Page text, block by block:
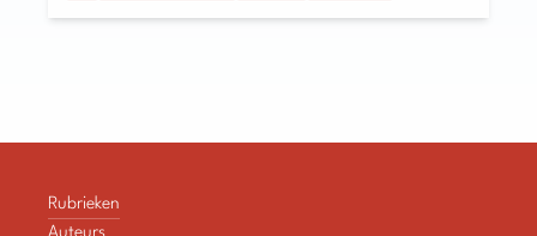
Rubrieken